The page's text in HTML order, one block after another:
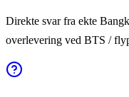
Direkte svar fra ekte
overlevering ved BTS /